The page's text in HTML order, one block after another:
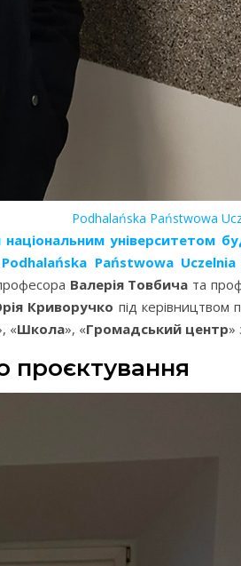
Podhalańska Państwowa
національним університетом
Podhalańska Państwowa
Валерія Товбича та
Криворучко під керівництвом
«Школа», «Громадський центр»
проєктування